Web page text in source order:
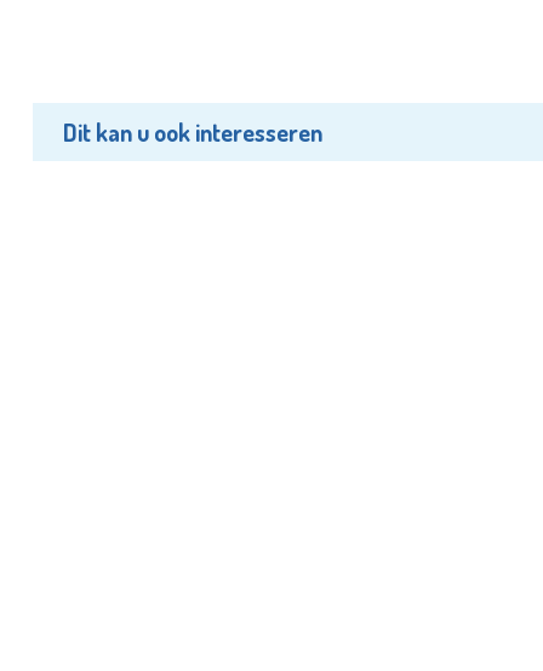
Dit kan u ook interesseren